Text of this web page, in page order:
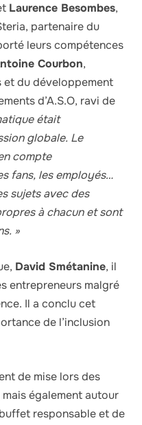
Laurence Besombes,
partenaire du
leurs compétences
Courbon,
et du développement
d’A.S.O, ravi de
était
globale. Le
compte
fans, les employés…
sujets avec des
à chacun et sont
»
David Smétanine, il
entrepreneurs malgré
Il a conclu cet
de l’inclusion
de mise lors des
également autour
responsable et de